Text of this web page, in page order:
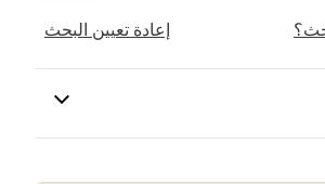
إعادة تعيين البحث